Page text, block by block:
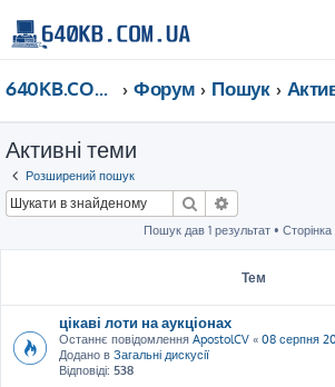
640KB.COM.UA Форум Пошук
Активні теми
Розширений пошук
Пошук
Пошук дав 1 результат • Сторінка
Тем
цікаві лоти на аукціонах
Останнє повідомлення ApostolCV « 08 серпня
Додано в Загальні дискусії
Відповіді: 538